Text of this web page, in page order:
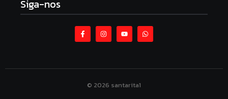
Siga-nos
© 2026 santarita1